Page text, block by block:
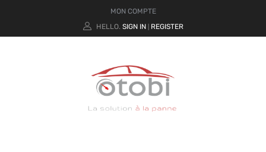
MON COMPTE
HELLO. SIGN IN REGISTER